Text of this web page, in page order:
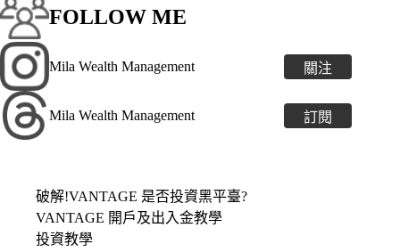
FOLLOW ME
Mila Wealth Management 關注
Mila Wealth Management 訂閱
破解!VANTAGE 是否投資黑平臺?
VANTAGE 開戶及出入金教學
投資教學